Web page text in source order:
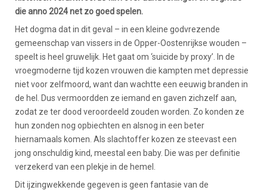
die anno 2024 net zo goed spelen.
Het dogma dat in dit geval – in een kleine godvrezende
gemeenschap van vissers in de Opper-Oostenrijkse wouden –
speelt is heel gruwelijk. Het gaat om ‘suicide by proxy’. In de
vroegmoderne tijd kozen vrouwen die kampten met depressie
niet voor zelfmoord, want dan wachtte een eeuwig branden in
de hel. Dus vermoordden ze iemand en gaven zichzelf aan,
zodat ze ter dood veroordeeld zouden worden. Zo konden ze
hun zonden nog opbiechten en alsnog in een beter
hiernamaals komen. Als slachtoffer kozen ze steevast een
jong onschuldig kind, meestal een baby. Die was per definitie
verzekerd van een plekje in de hemel.
Dit ijzingwekkende gegeven is geen fantasie van de